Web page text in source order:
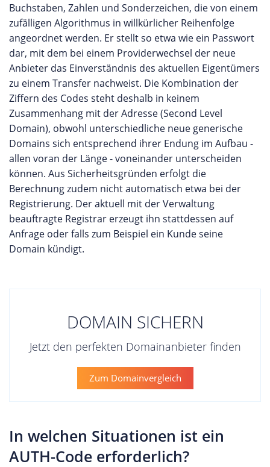
Buchstaben, Zahlen und Sonderzeichen, die von einem
zufälligen Algorithmus in willkürlicher Reihenfolge
angeordnet werden. Er stellt so etwa wie ein Passwort
dar, mit dem bei einem Providerwechsel der neue
Anbieter das Einverständnis des aktuellen Eigentümers
zu einem Transfer nachweist. Die Kombination der
Ziffern des Codes steht deshalb in keinem
Zusammenhang mit der Adresse (Second Level
Domain), obwohl unterschiedliche neue generische
Domains sich entsprechend ihrer Endung im Aufbau -
allen voran der Länge - voneinander unterscheiden
können. Aus Sicherheitsgründen erfolgt die
Berechnung zudem nicht automatisch etwa bei der
Registrierung. Der aktuell mit der Verwaltung
beauftragte Registrar erzeugt ihn stattdessen auf
Anfrage oder falls zum Beispiel ein Kunde seine
Domain kündigt.
DOMAIN SICHERN
Jetzt den perfekten Domainanbieter finden
Zum Domainvergleich
In welchen Situationen ist ein
AUTH-Code erforderlich?